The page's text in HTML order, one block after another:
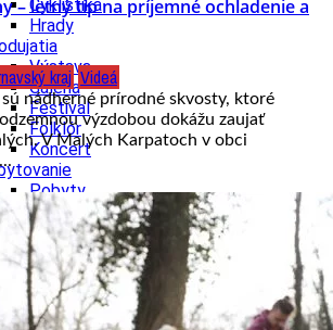
Cyklistika
Hrady
Výstava
Galéria
Festival
Folklór
Koncert
Pobyty
Wellness
a tradície
a agroturistika
– letný tip na príjemné ochladenie a
kraj Videá
sú nádherné prírodné skvosty, ktoré
výzdobou dokážu zaujať
V Malých Karpatoch v obci